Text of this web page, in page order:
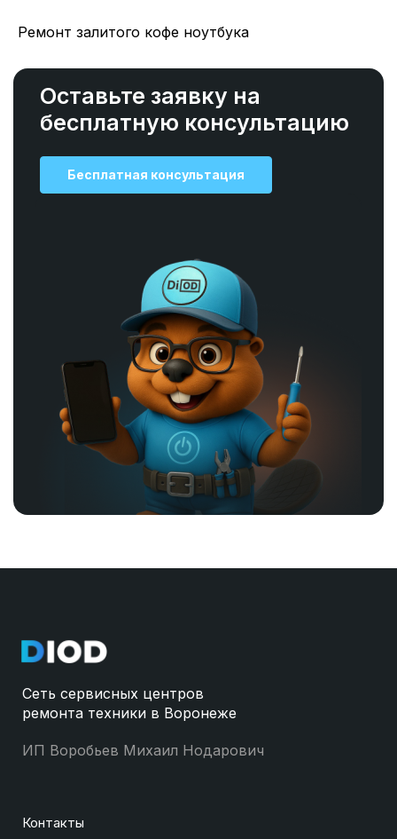
Ремонт залитого кофе ноутбука
Оставьте заявку на
бесплатную консультацию
Бесплатная консультация
Сеть сервисных центров
ремонта техники в Воронеже
ИП Воробьев Михаил Нодарович
Контакты